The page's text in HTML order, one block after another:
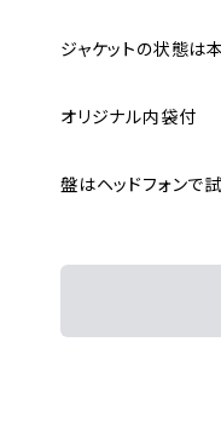
ジャケットの状態は
オリジナル内袋付
盤はヘッドフォンで